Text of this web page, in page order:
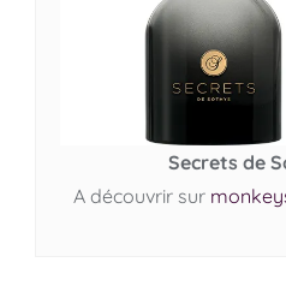
Secrets de
A découvrir sur